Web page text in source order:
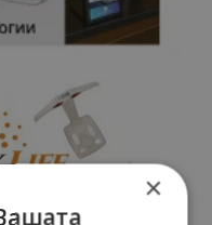
×